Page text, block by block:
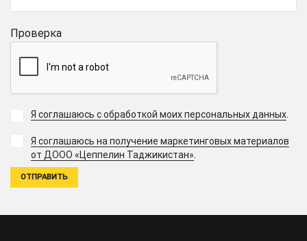
Проверка
Я соглашаюсь с обработкой моих персональных данных
Я соглашаюсь на получение маркетинговых материалов
от ДООО «Цеппелин Таджикистан».